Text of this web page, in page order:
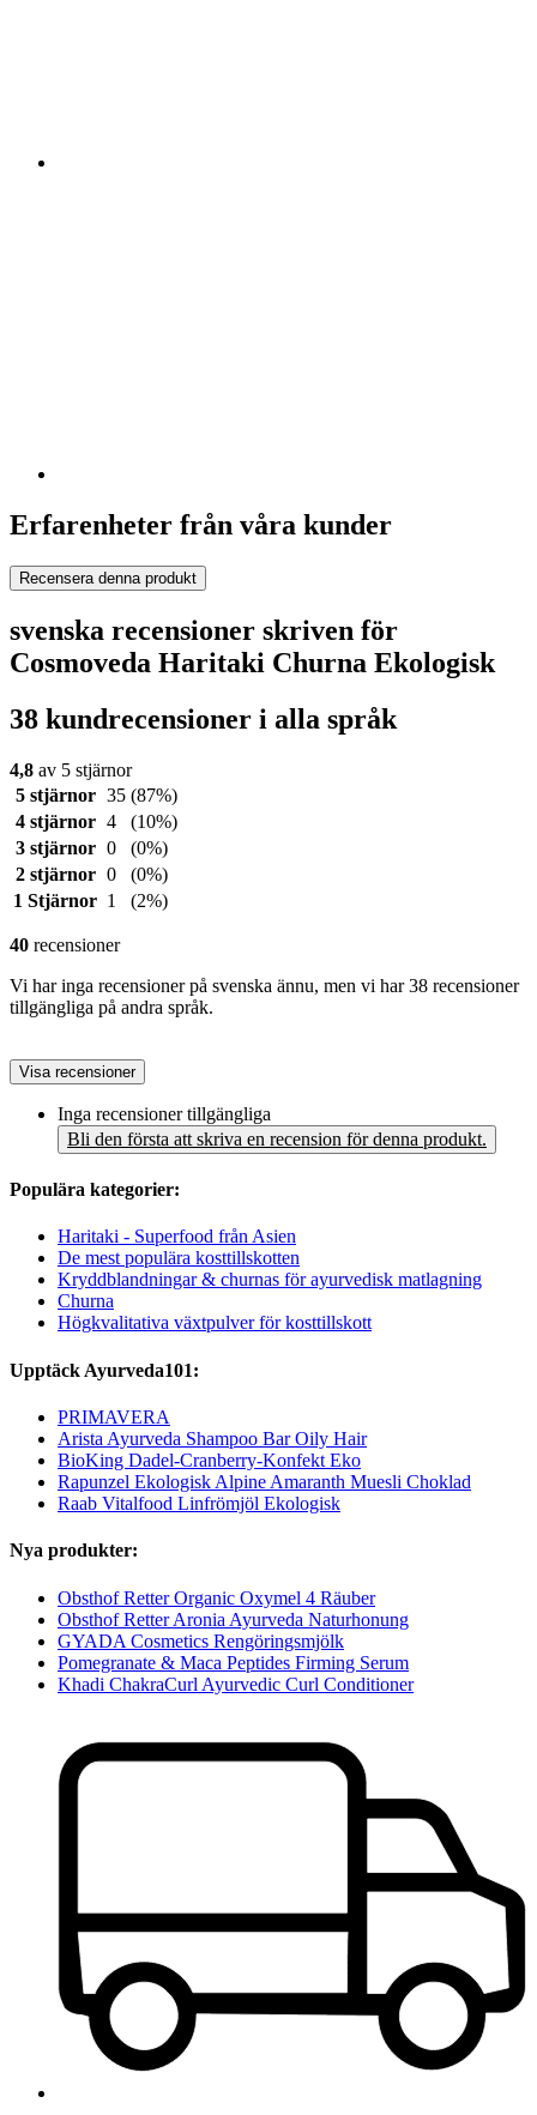
Erfarenheter från våra kunder
Recensera denna produkt
svenska recensioner skriven för
Cosmoveda Haritaki Churna Ekologisk
38 kundrecensioner i alla språk
4,8 av 5 stjärnor
5 stjärnor 35 (87%)
4 stjärnor 4
(10%)
3 stjärnor 0
(0%)
2 stjärnor 0
(0%)
1 Stjärnor 1 (2%)
40 recensioner
Vi har inga recensioner på svenska ännu, men vi har 38 recensioner
tillgängliga på andra språk.
Visa recensioner
Inga recensioner tillgängliga
Bli den första att skriva en recension för denna produkt.
Populära kategorier:
Haritaki - Superfood från Asien
De mest populära kosttillskotten
Kryddblandningar & churnas för ayurvedisk matlagning
Churna
Högkvalitativa växtpulver för kosttillskott
Upptäck Ayurveda101:
PRIMAVERA
Arista Ayurveda Shampoo Bar Oily Hair
BioKing Dadel-Cranberry-Konfekt Eko
Rapunzel Ekologisk Alpine Amaranth Muesli Choklad
Raab Vitalfood Linfrömjöl Ekologisk
Nya produkter:
Obsthof Retter Organic Oxymel 4 Räuber
Obsthof Retter Aronia Ayurveda Naturhonung
GYADA Cosmetics Rengöringsmjölk
Pomegranate & Maca Peptides Firming Serum
Khadi ChakraCurl Ayurvedic Curl Conditioner